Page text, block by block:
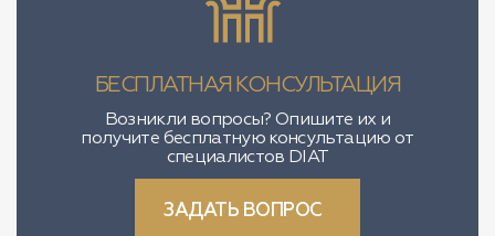
БЕСПЛАТНАЯ КОНСУЛЬТАЦИЯ
Возникли вопросы? Опишите их и
получите бесплатную консультацию от
специалистов DIAT
ЗАДАТЬ ВОПРОС